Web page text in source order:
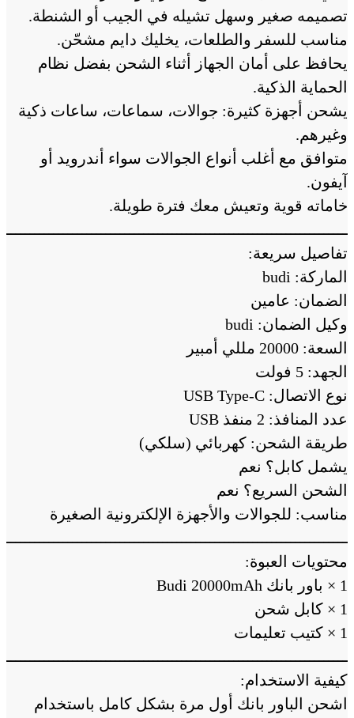
تصميمه صغير وسهل تشيله في الجيب أو الشنطة.
مناسب للسفر والطلعات، يخليك دايم مشحّن.
يحافظ على أمان الجهاز أثناء الشحن بفضل نظام
الحماية الذكية.
يشحن أجهزة كثيرة: جوالات، سماعات، ساعات ذكية
وغيرهم.
متوافق مع أغلب أنواع الجوالات سواء أندرويد أو
آيفون.
خاماته قوية وتعيش معك فترة طويلة.
تفاصيل سريعة:
الماركة: budi
الضمان: عامين
وكيل الضمان: budi
السعة: 20000 مللي أمبير
الجهد: 5 فولت
نوع الاتصال: USB Type-C
عدد المنافذ: 2 منفذ USB
طريقة الشحن: كهربائي (سلكي)
يشمل كابل؟ نعم
الشحن السريع؟ نعم
مناسب: للجوالات والأجهزة الإلكترونية الصغيرة
محتويات العبوة:
1 × باور بانك Budi 20000mAh
1 × كابل شحن
1 × كتيب تعليمات
كيفية الاستخدام:
اشحن الباور بانك أول مرة بشكل كامل باستخدام